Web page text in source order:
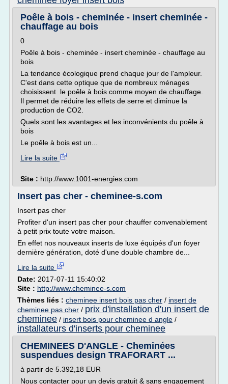
Poêle à bois - cheminée - insert cheminée -
chauffage au bois
0
Poêle à bois - cheminée - insert cheminée - chauffage au
bois
La tendance écologique prend chaque jour de l'ampleur.
C'est dans cette optique que de nombreux ménages
choisissent le poêle à bois comme moyen de chauffage.
Il permet de réduire les effets de serre et diminue la
production de CO2.
Quels sont les avantages et les inconvénients du poêle à
bois
Le poêle à bois est un...
Lire la suite
Site : http://www.1001-energies.com
Insert pas cher - cheminee-s.com
Insert pas cher
Profiter d'un insert pas cher pour chauffer convenablement
à petit prix toute votre maison.
En effet nos nouveaux inserts de luxe équipés d'un foyer
dernière génération, doté d'une double chambre de...
Lire la suite
Date: 2017-07-11 15:40:02
Site : http://www.cheminee-s.com
Thèmes liés : cheminee insert bois pas cher / insert de
cheminee pas cher / prix d'installation d'un insert de
cheminee / insert bois pour cheminee d angle /
installateurs d'inserts pour cheminee
CHEMINEES D'ANGLE - Cheminées
suspendues design TRAFORART ...
à partir de 5.392,18 EUR
Nous contacter pour un devis gratuit & sans engagement